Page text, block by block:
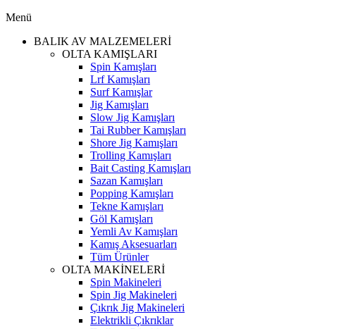
Menü
BALIK AV MALZEMELERİ
OLTA KAMIŞLARI
Spin Kamışları
Lrf Kamışları
Surf Kamışlar
Jig Kamışları
Slow Jig Kamışları
Tai Rubber Kamışları
Shore Jig Kamışları
Trolling Kamışları
Bait Casting Kamışları
Sazan Kamışları
Popping Kamışları
Tekne Kamışları
Göl Kamışları
Yemli Av Kamışları
Kamış Aksesuarları
Tüm Ürünler
OLTA MAKİNELERİ
Spin Makineleri
Spin Jig Makineleri
Çıkrık Jig Makineleri
Elektrikli Çıkrıklar